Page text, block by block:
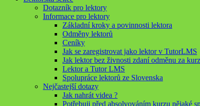
Dotazník pro lektory
Informace pro lektory
Základní kroky a povinnosti lektora
Odměny lektorů
Ceníky
Jak se zaregistrovat jako lektor v TutorLMS
Jak lektor bez živnosti zdaní odměnu za kurz
Lektor a Tutor LMS
Spolupráce lektorů ze Slovenska
Nejčastejší dotazy
Jak nahrát videa ?
Potřebuji před absolvováním kurzu nějaké